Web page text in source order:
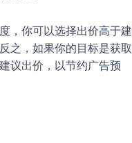
，你可以选择出价高于建
之，如果你的目标是获取
议出价，以节约广告预